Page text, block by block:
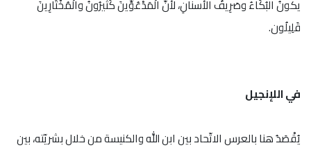
يكونُ البُكَاءُ وصَرِيفُ الأسنانِ، لأنَّ الْمَدْعُوِّينَ كَثيرُونُ والْمُخْتَارِينَ
قَلِيلُون.
في اللإنجيل
يُقْصَدُ هنا بالعرس الاتّحاد بين ابن الله والكنيسة من خلال بشريّته، بين